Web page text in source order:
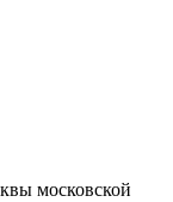
московской